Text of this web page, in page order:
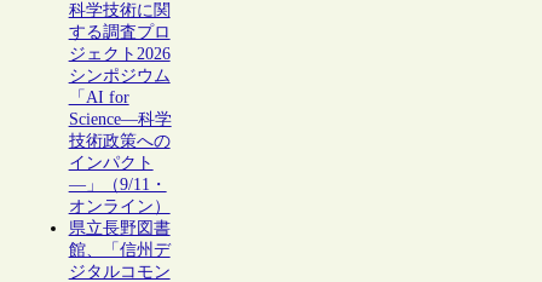
科学技術に関
する調査プロ
ジェクト2026
シンポジウム
「AI for
Science―科学
技術政策への
インパクト
―」（9/11・
オンライン）
県立長野図書
館、「信州デ
ジタルコモン